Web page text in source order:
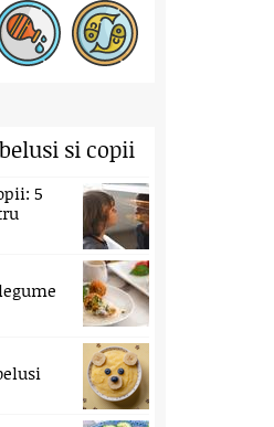
si copii
5